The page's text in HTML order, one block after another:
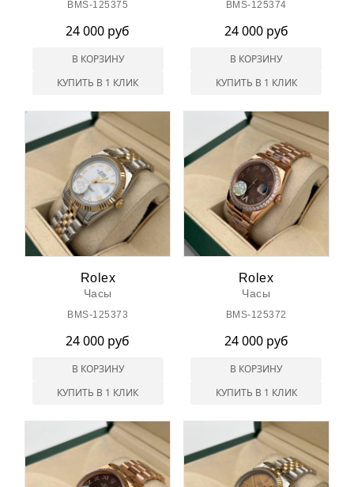
BMS-125375
24 000 руб
В КОРЗИНУ
КУПИТЬ В 1 КЛИК
BMS-125374
24 000 руб
В КОРЗИНУ
КУПИТЬ В 1 КЛИК
Rolex
Часы
BMS-125373
24 000 руб
В КОРЗИНУ
КУПИТЬ В 1 КЛИК
Rolex
Часы
BMS-125372
24 000 руб
В КОРЗИНУ
КУПИТЬ В 1 КЛИК